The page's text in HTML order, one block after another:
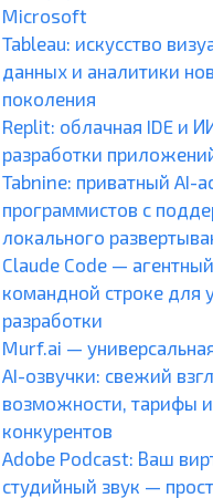
Microsoft
Tableau: искусство
данных и аналитики
поколения
Replit: облачная IDE и
разработки
Tabnine: приватный AI-
программистов с
локального
Claude Code —
командной строке для
разработки
Murf.ai —
AI-озвучки: свежий
возможности, тарифы и
конкурентов
Adobe Podcast: Ваш
студийный звук —